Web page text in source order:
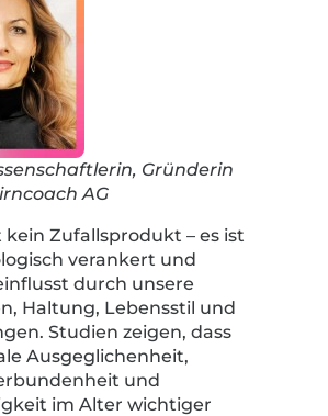
Gründerin
AG
kein Zufallsprodukt – es ist
verankert und
durch unsere
Haltung, Lebensstil und
Studien zeigen, dass
Ausgeglichenheit,
und
im Alter wichtiger